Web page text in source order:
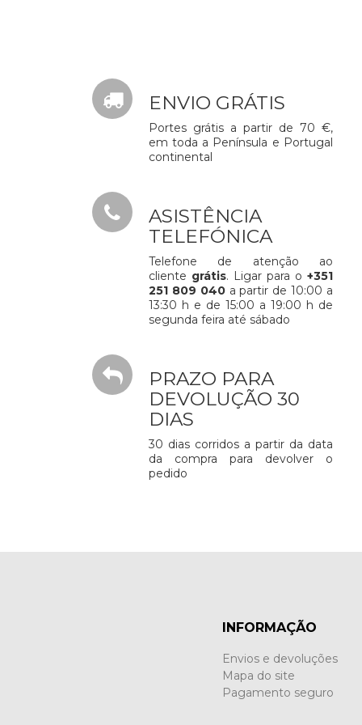
ENVIO GRÁTIS
Portes grátis a partir de 70 €,
em toda a Península e Portugal
continental
ASISTÊNCIA
TELEFÓNICA
Telefone de atenção ao
cliente grátis. Ligar para o +351
251 809 040a partir de 10:00 a
13:30 h e de 15:00 a 19:00 h de
segunda feira até sábado
PRAZO PARA
DEVOLUÇÃO 30
DIAS
30 dias corridos a partir da data
da compra para devolver o
pedido
INFORMAÇÃO
Envios e devoluções
Mapa do site
Pagamento seguro